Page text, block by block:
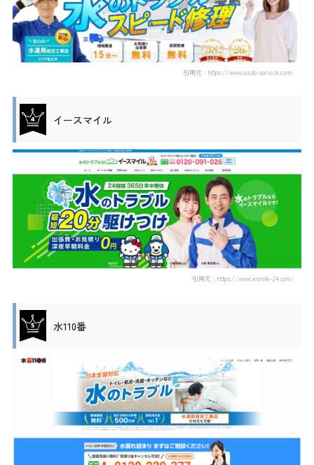
引用元：https://www.suido-service.com/
イースマイル
引用元：https://www.esmile-24.com/
水110番